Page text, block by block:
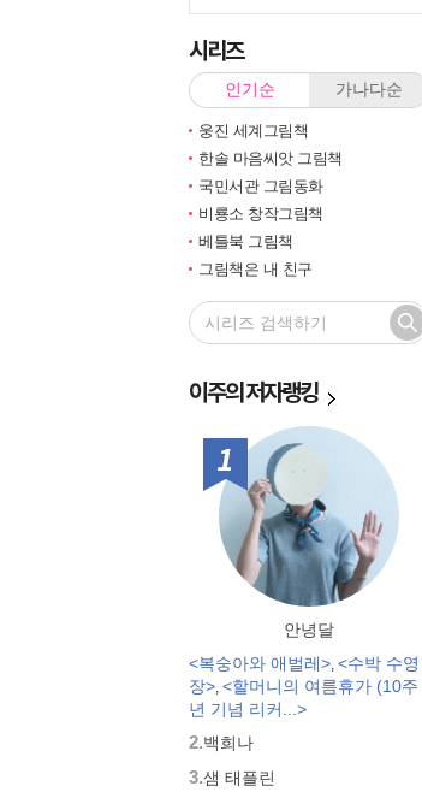
시리즈
인기순 가나다순
웅진 세계그림책
한솔 마음씨앗 그림책
국민서관 그림동화
비룡소 창작그림책
베틀북 그림책
그림책은 내 친구
미래그림책
벨 이마주
세밀화로 그린 보리 아기그림책
국시꼬랭이 동네
우리 그림책
시공주니어 우리옛이야기
옛날옛적에
과학은 내친구
우리문화그림책 온고지신
그림책 보물창고
꼬맹이 마음
세밀화로 그린 어린이 자연 관찰
잘잘잘 옛이야기 마당
우리 유물 나들이
안 알려진 호랑이 이야기
따뜻한 그림백과
네버랜드 감정그림책
이주의저자랭킹
1위
안녕달
<복숭아와 애벌레>, <수박 수영
장>, <할머니의 여름휴가 (10주
년 기념 리커...>
2.백희나
3.샘 태플린